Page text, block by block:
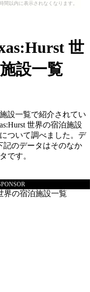
間以内に表示されなくなります。
世
設一覧
設一覧で紹介されてい
世界の宿泊施設
ついて調べました。デ
記のデータはそのなか
です。
> United
界の宿泊施設一覧